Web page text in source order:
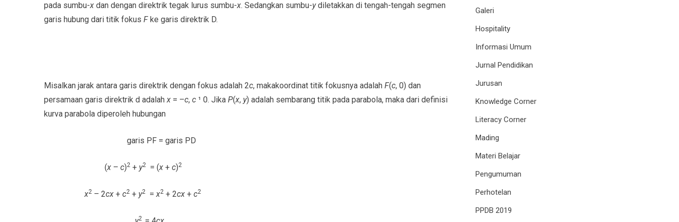
pada sumbu-x dan dengan direktrik tegak lurus sumbu-x. Sedangkan sumbu-ydiletakkan di tengah-tengah segmen
garis hubung dari titik fokus Fke garis direktrik D.
Misalkan jarak antara garis direktrik dengan fokus adalah 2c, makakoordinat titik fokusnya adalah F(c, 0) dan
persamaan garis direktrik d adalahx = –c, c ¹ 0. Jika P(x, y) adalah sembarang titik pada parabola, maka dari definisi
kurva parabola diperoleh hubungan
garis PF = garis PD
(x – c)2 + y2 = (x + c)2
x2 – 2cx + c2 + y2 =x2 + 2cx + c2
2
Galeri
Hospitality
Informasi Umum
Jurnal Pendidikan
Jurusan
Knowledge Corner
Literacy Corner
Mading
Materi Belajar
Pengumuman
Perhotelan
PPDB 2019